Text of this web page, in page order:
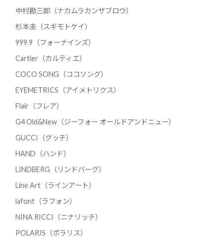
中村勘三郎（ナカムラカンザブロウ）
杉本圭（スギモトケイ）
999.9（フォーナインズ）
Cartier（カルティエ）
COCO SONG（ココソング）
EYEMETRICS（アイメトリクス）
Flair（フレア）
G4 Old&New（ジーフォー オールドアンドニュー）
GUCCI（グッチ）
HAND（ハンド）
LINDBERG（リンドバーグ）
Line Art（ラインアート）
lafont（ラフォン）
NINA RICCI（ニナリッチ）
POLARIS（ポラリス）